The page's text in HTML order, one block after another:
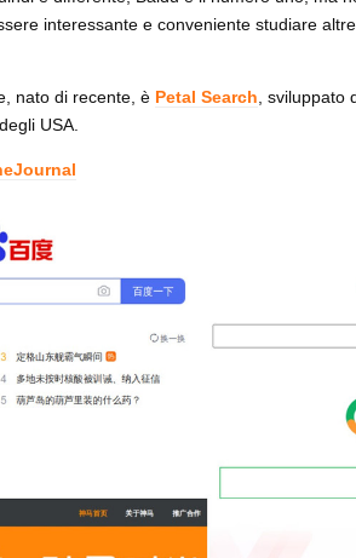
interessante e conveniente studiare
nato di recente, è Petal Search ,
USA.